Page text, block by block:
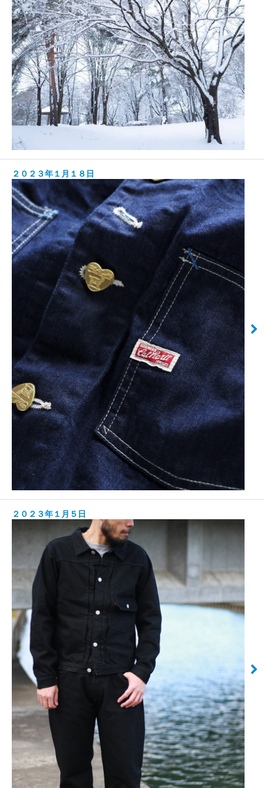
２０２３年１月１８日
２０２３年１月５日